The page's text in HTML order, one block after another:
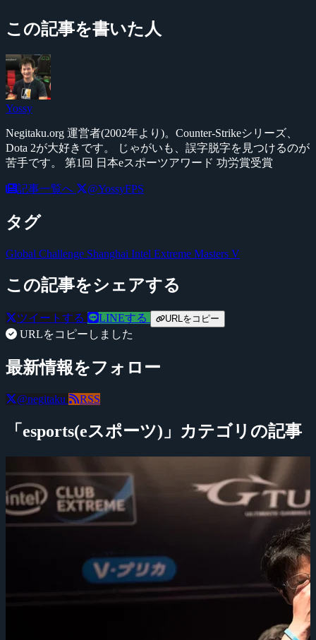
この記事を書いた人
Yossy
Negitaku.org 運営者(2002年より)。Counter-Strikeシリーズ、
Dota 2が大好きです。 じゃがいも、誤字脱字を見つけるのが
苦手です。 第1回 日本eスポーツアワード 功労賞受賞
記事一覧へ @YossyFPS
タグ
Global Challenge Shanghai Intel Extreme Masters V
この記事をシェアする
ツイートする LINEする URLをコピー
URLをコピーしました
最新情報をフォロー
@negitaku RSS
「esports(eスポーツ)」カテゴリの記事